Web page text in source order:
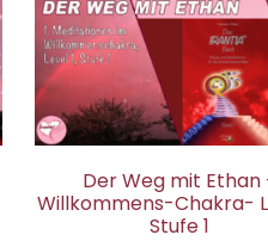
Der Weg mit Ethan
Willkommens-Chakra-
Stufe 1